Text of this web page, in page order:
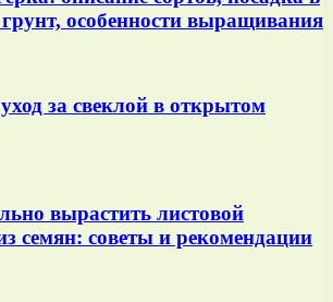
особенности выращивания
за свеклой в открытом
вырастить листовой
семян: советы и рекомендации